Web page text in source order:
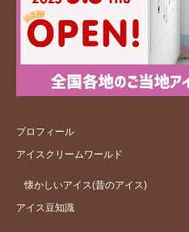
プロフィール
アイスクリームワールド
懐かしいアイス(昔のアイス)
アイス豆知識